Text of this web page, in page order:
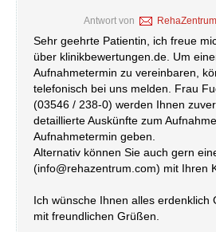
Antwort von
Sehr geehrte Patientin, ich freue
über klinikbewertungen.de. Um
Aufnahmetermin zu vereinbaren,
telefonisch bei uns melden. Frau
(03546 / 238-0) werden Ihnen
detaillierte Auskünfte zum
Aufnahmetermin geben.
Alternativ können Sie auch gern
(info@rehazentrum.com) mit Ihren
Ich wünsche Ihnen alles erdenklich
mit freundlichen Grüßen.